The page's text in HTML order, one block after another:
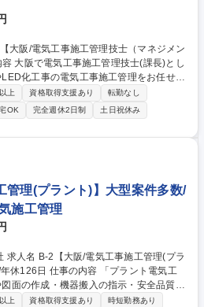
ほぼ無/第二種電気工事士◎
化工事の電気工事施工管理をお任せし
ョン ■全国安全パトロールの実施 ■法律
施 ■協力会社の育成(新規工事店説明など
上 資格取得支援あり
転勤なし
OK 完全週休2日制
土日祝休み
管理(プラント)】大型案件多数/
施工管理
プラント電気工
面の作成・機器搬入の指示・安全品質管
査・引き渡し等の業務です。 工事内容：
上 資格取得支援あり
時短勤務あり